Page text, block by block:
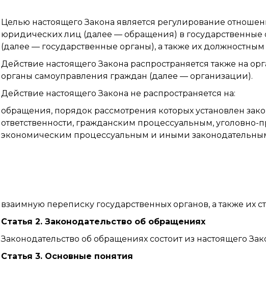
Целью настоящего Закона является регулирование
юридических лиц (далее — обращения) в государственные
(далее — государственные органы), а также их
Действие настоящего Закона распространяется также на
органы самоуправления граждан (далее — организации).
Действие настоящего Закона не распространяется на:
обращения, порядок рассмотрения которых установлен
ответственности, гражданским процессуальным,
экономическим процессуальным и иными
взаимную переписку государственных органов, а также их
Статья 2. Законодательство об обращениях
Законодательство об обращениях состоит из настоящего
Статья 3. Основные понятия